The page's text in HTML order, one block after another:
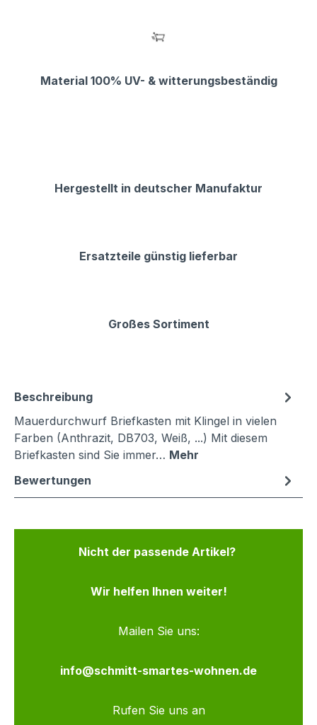
Material 100% UV- & witterungsbeständig
Hergestellt in deutscher Manufaktur
Ersatzteile günstig lieferbar
Großes Sortiment
Beschreibung
Mauerdurchwurf Briefkasten mit Klingel in vielen
Farben (Anthrazit, DB703, Weiß, ...) Mit diesem
Briefkasten sind Sie immer… Mehr
Bewertungen
Nicht der passende Artikel?
Wir helfen Ihnen weiter!
Mailen Sie uns:
info@schmitt-smartes-wohnen.de
Rufen Sie uns an